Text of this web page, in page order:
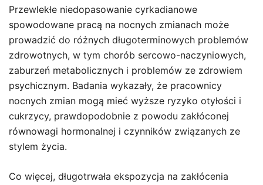
Przewlekłe niedopasowanie cyrkadianowe
spowodowane pracą na nocnych zmianach może
prowadzić do różnych długoterminowych problemów
zdrowotnych, w tym chorób sercowo-naczyniowych,
zaburzeń metabolicznych i problemów ze zdrowiem
psychicznym. Badania wykazały, że pracownicy
nocnych zmian mogą mieć wyższe ryzyko otyłości i
cukrzycy, prawdopodobnie z powodu zakłóconej
równowagi hormonalnej i czynników związanych ze
stylem życia.
Co więcej, długotrwała ekspozycja na zakłócenia